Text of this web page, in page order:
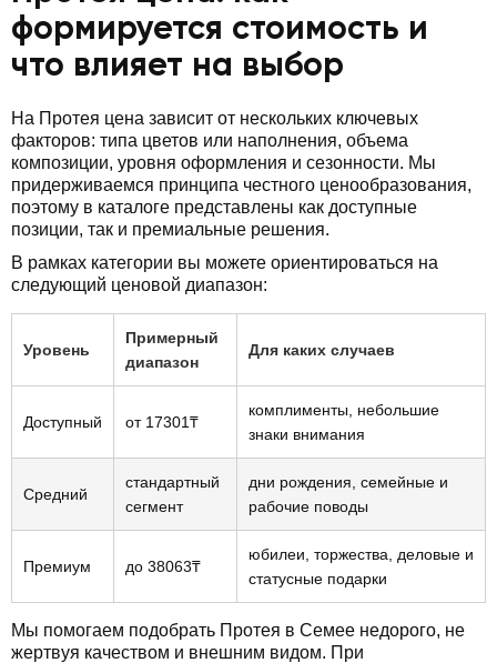
формируется стоимость и
что влияет на выбор
На Протея цена зависит от нескольких ключевых
факторов: типа цветов или наполнения, объема
композиции, уровня оформления и сезонности. Мы
придерживаемся принципа честного ценообразования,
поэтому в каталоге представлены как доступные
позиции, так и премиальные решения.
В рамках категории вы можете ориентироваться на
следующий ценовой диапазон:
Уровень
Примерный
диапазон
Для каких случаев
Доступный от 17301₸
комплименты, небольшие
знаки внимания
Средний
стандартный
сегмент
дни рождения, семейные и
рабочие поводы
Премиум до 38063₸
юбилеи, торжества, деловые и
статусные подарки
Мы помогаем подобрать Протея в Семее недорого, не
жертвуя качеством и внешним видом. При